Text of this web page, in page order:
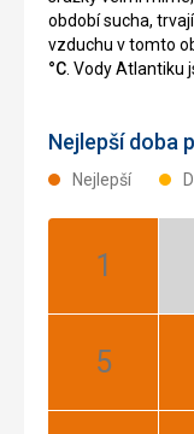
období sucha,
vzduchu v tomto
°C . Vody Atlantiku
Nejlepší doba
Nejlepší
Leden:
Květen: